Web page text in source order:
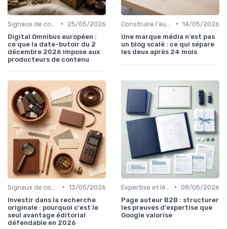
•
25/05/2026
Digital Omnibus européen :
ce que la date-butoir du 2
décembre 2026 impose aux
producteurs de contenu
• 14/05/2026
Une marque média n'est pas
un blog scalé : ce qui sépare
les deux après 24 mois
• 13/05/2026
Investir dans la recherche
originale : pourquoi c'est le
seul avantage éditorial
défendable en 2026
• 08/05/2026
Page auteur B2B : structurer
les preuves d'expertise que
Google valorise